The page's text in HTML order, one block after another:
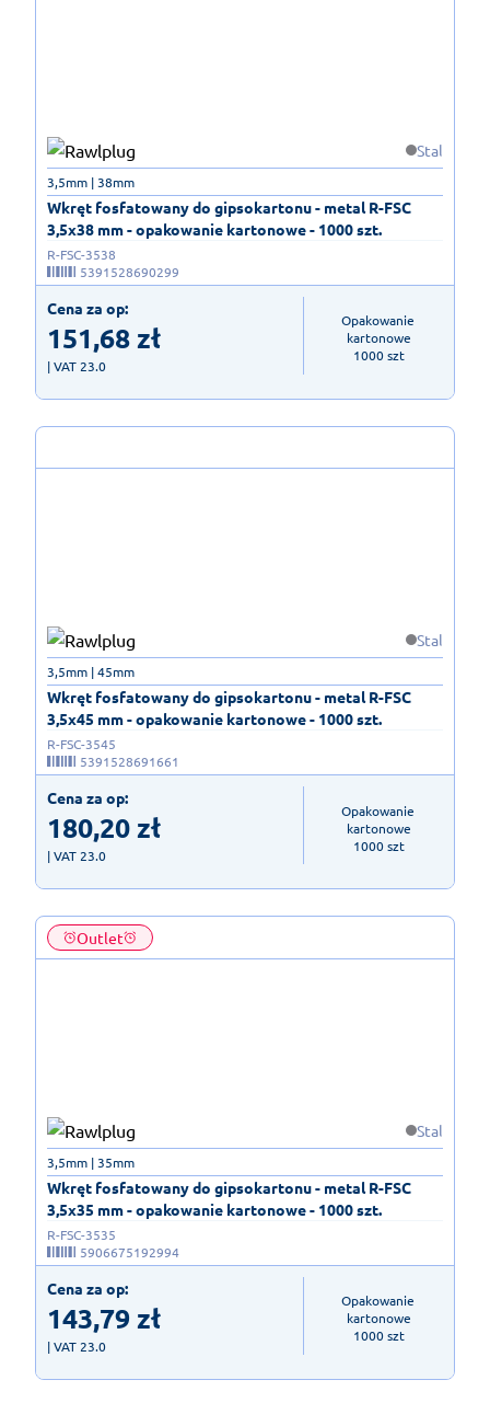
Stal
Wkręt fosfatowany do gipsokartonu - metal R-FSC
3,5x38 mm - opakowanie kartonowe - 1000 szt.
3,5mm | 38mm
R-FSC-3538
5391528690299
Cena za op:
151,68zł
| VAT 23.0
Opakowanie
kartonowe
1000 szt
Stal
Wkręt fosfatowany do gipsokartonu - metal R-FSC
3,5x45 mm - opakowanie kartonowe - 1000 szt.
3,5mm | 45mm
R-FSC-3545
5391528691661
Cena za op:
180,20zł
| VAT 23.0
Opakowanie
kartonowe
1000 szt
Outlet
Stal
Wkręt fosfatowany do gipsokartonu - metal R-FSC
3,5x35 mm - opakowanie kartonowe - 1000 szt.
3,5mm | 35mm
R-FSC-3535
5906675192994
Cena za op:
143,79zł
| VAT 23.0
Opakowanie
kartonowe
1000 szt